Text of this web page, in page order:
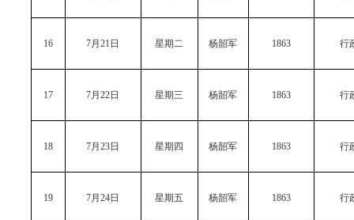
16 7月21日 星期二 杨韶军 1863 行
17 7月22日 星期三 杨韶军 1863 行
18 7月23日 星期四 杨韶军 1863 行
19 7月24日 星期五 杨韶军 1863 行